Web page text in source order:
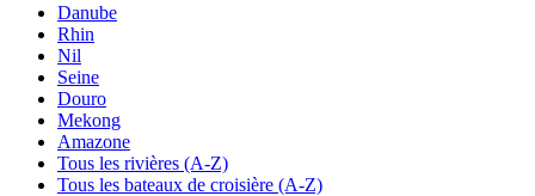
Danube
Rhin
Nil
Seine
Douro
Mekong
Amazone
Tous les rivières (A-Z)
Tous les bateaux de croisière (A-Z)